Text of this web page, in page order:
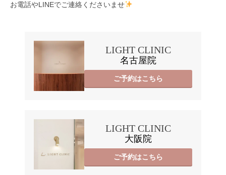
お電話やLINEでご連絡くださいませ
LIGHT CLINIC
名古屋院
ご予約はこちら
LIGHT CLINIC
大阪院
ご予約はこちら